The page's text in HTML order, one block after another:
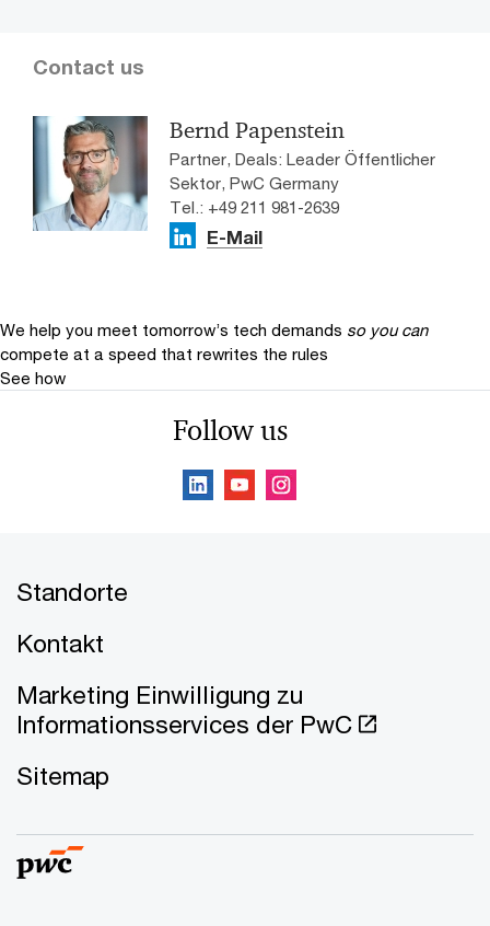
Contact us
Bernd Papenstein
Partner, Deals: Leader Öffentlicher
Sektor, PwC Germany
Tel.: +49 211 981-2639
E-Mail
We help you meet tomorrow’s tech demands so you can
compete at a speed that rewrites the rules
See how
Follow us
Standorte
Kontakt
Marketing Einwilligung zu
Informationsservices der PwC
Sitemap